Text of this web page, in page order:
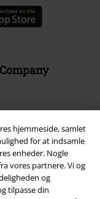
hjemmeside, samlet
for at indsamle
enheder. Nogle
vores partnere. Vi og
og
tilpasse din